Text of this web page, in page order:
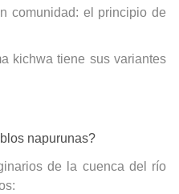
comunidad: el principio de
kichwa tiene sus variantes
napurunas?
de la cuenca del río